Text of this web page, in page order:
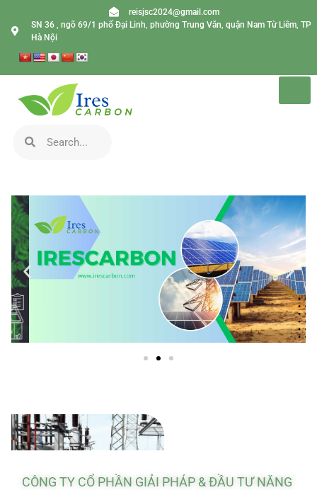
reisjsc2024@gmail.com
SN 36 , ngõ 69/1 phố Đại Linh, phường Trung Văn, quận Nam Từ Liêm, TP
Hà Nội
CÔNG TY CỔ PHẦN GIẢI PHÁP & ĐẦU TƯ NĂNG